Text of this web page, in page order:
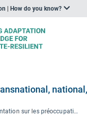
| How do you know?
Note d’orientation sur les préoccupations météorologiques